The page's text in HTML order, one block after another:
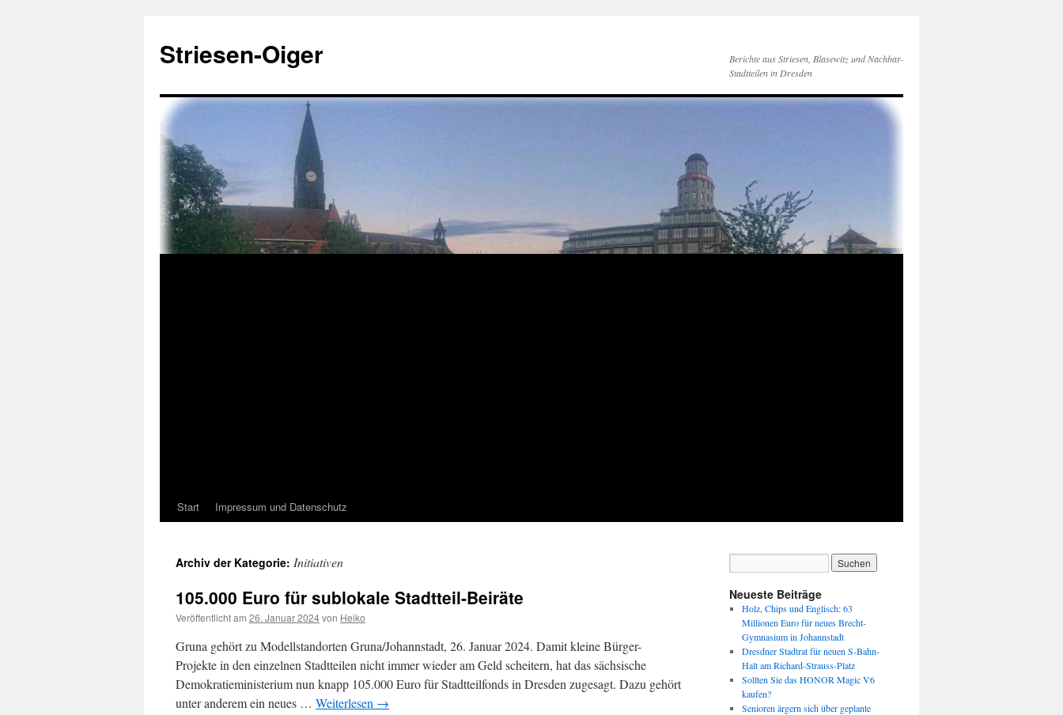
springen
Striesen-Oiger
Berichte aus Striesen, Blasewitz und Nachbar-
Stadtteilen in Dresden
Start Impressum und Datenschutz
Archiv der Kategorie: Initiativen
105.000 Euro für sublokale Stadtteil-Beiräte
Veröffentlicht am 26. Januar 2024von Heiko
Gruna gehört zu Modellstandorten Gruna/Johannstadt, 26. Januar 2024. Damit kleine Bürger-
Projekte in den einzelnen Stadtteilen nicht immer wieder am Geld scheitern, hat das sächsische
Demokratieministerium nun knapp 105.000 Euro für Stadtteilfonds in Dresden zugesagt. Dazu gehört
unter anderem ein neues … Weiterlesen →
Neueste Beiträge
Holz, Chips und Englisch: 63
Millionen Euro für neues Brecht-
Gymnasium in Johannstadt
Dresdner Stadtrat für neuen S-Bahn-
Halt am Richard-Strauss-Platz
Sollten Sie das HONOR Magic V6
kaufen?
Senioren ärgern sich über geplante